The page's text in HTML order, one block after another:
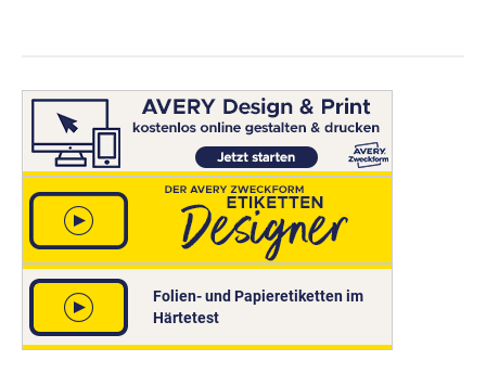
Folien- und Papieretiketten im
Härtetest